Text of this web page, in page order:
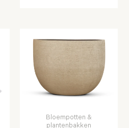
Bloempotten &
plantenbakken